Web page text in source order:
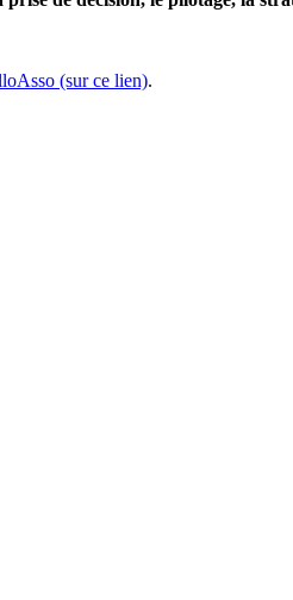
(sur ce lien).